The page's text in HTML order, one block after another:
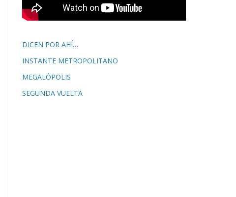
DICEN POR AHÍ…
INSTANTE METROPOLITANO
MEGALÓPOLIS
SEGUNDA VUELTA